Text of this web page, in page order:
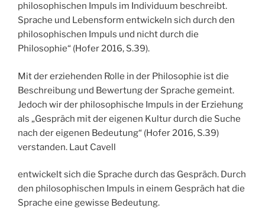
philosophischen Impuls im Individuum beschreibt.
Sprache und Lebensform entwickeln sich durch den
philosophischen Impuls und nicht durch die
Philosophie“ (Hofer 2016, S.39).
Mit der erziehenden Rolle in der Philosophie ist die
Beschreibung und Bewertung der Sprache gemeint.
Jedoch wir der philosophische Impuls in der Erziehung
als „Gespräch mit der eigenen Kultur durch die Suche
nach der eigenen Bedeutung“ (Hofer 2016, S.39)
verstanden. Laut Cavell
entwickelt sich die Sprache durch das Gespräch. Durch
den philosophischen Impuls in einem Gespräch hat die
Sprache eine gewisse Bedeutung.